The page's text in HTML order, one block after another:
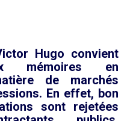
Hugo convient
mémoires en
de marchés
En effet, bon
sont rejetées